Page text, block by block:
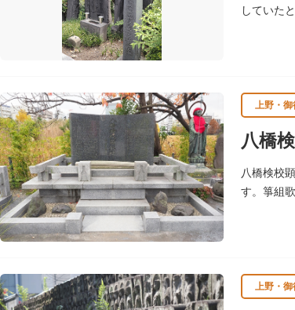
していた
上野・御
八橋
八橋検校
す。箏組
上野・御